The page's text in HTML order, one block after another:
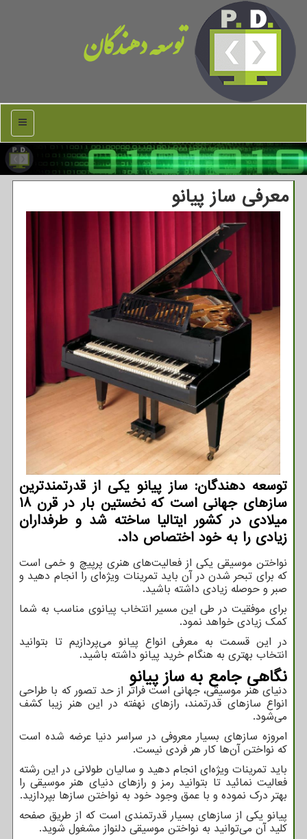
توسعه دهندگان
منو
معرفی ساز پیانو
توسعه دهندگان: ساز پیانو یکی از قدرتمندترین
سازهای جهانی است که نخستین بار در قرن 18
میلادی در کشور ایتالیا ساخته شد و طرفداران
زیادی را به خود اختصاص داد.
نواختن موسیقی یکی از فعالیت‌های هنری پرپیچ و خمی است
که برای تبحر شدن در آن باید تمرینات ویژه‌ای را انجام دهید و
صبر و حوصله زیادی داشته باشید.
برای موفقیت در طی این مسیر انتخاب پیانوی مناسب به شما
کمک زیادی خواهد نمود.
در این قسمت به معرفی انواع پیانو می‌پردازیم تا بتوانید
انتخاب بهتری به هنگام خرید پیانو داشته باشید.
نگاهی جامع به ساز پیانو
دنیای هنر موسیقی، جهانی است فراتر از حد تصور که با طراحی
انواع سازهای قدرتمند، رازهای نهفته در این هنر زیبا کشف
می‌شود.
امروزه سازهای بسیار معروفی در سراسر دنیا عرضه شده است
که نواختن آن‌ها کار هر فردی نیست.
باید تمرینات ویژه‌ای انجام دهید و سالیان طولانی در این رشته
فعالیت نمائید تا بتوانید رمز و رازهای دنیای هنر موسیقی را
بهتر درک نموده و با عمق وجود خود به نواختن سازها بپردازید.
پیانو یکی از سازهای بسیار قدرتمندی است که از طریق صفحه
کلید آن می‌توانید به نواختن موسیقی دلنواز مشغول شوید.